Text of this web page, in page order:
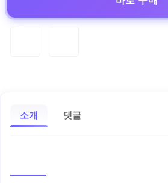
소개 댓글